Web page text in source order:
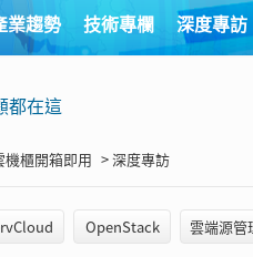
業趨勢 技術專欄 深度專訪
都在這
櫃開箱即用 > 深度專訪
OpenStack 雲端源管